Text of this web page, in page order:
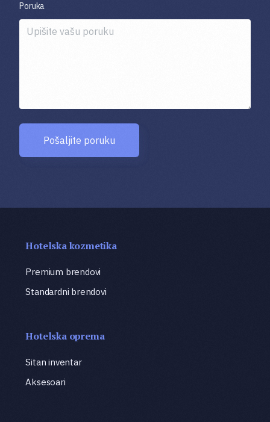
Poruka
Pošaljite poruku
Hotelska kozmetika
Premium brendovi
Standardni brendovi
Hotelska oprema
Sitan inventar
Aksesoari